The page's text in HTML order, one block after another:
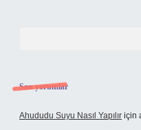
Son yorumlar
Ahududu Suyu Nasıl Yapılır için